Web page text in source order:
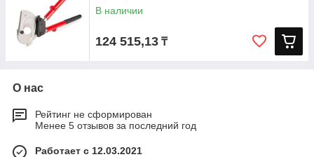
В наличии
124 515,13 ₸
О нас
Рейтинг не сформирован
Менее 5 отзывов за последний год
Работает с 12.03.2021